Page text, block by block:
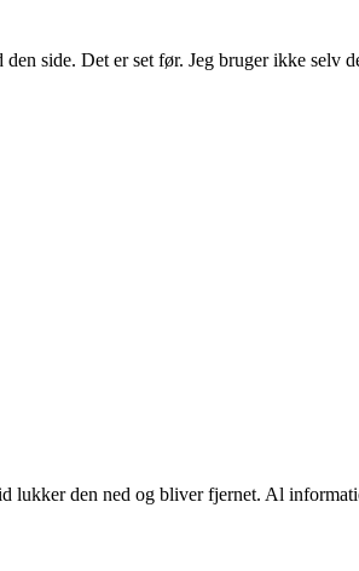
side. Det er set før. Jeg bruger ikke selv
lukker den ned og bliver fjernet. Al